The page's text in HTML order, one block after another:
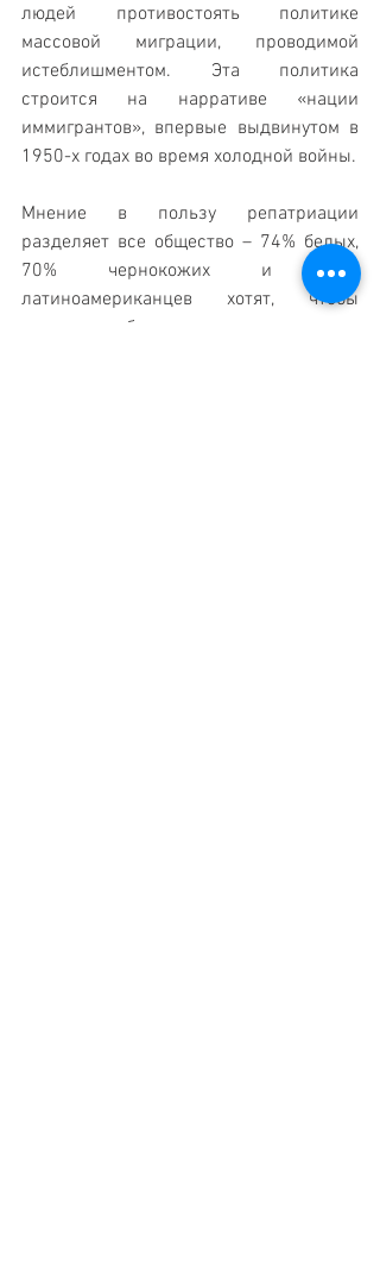
людей противостоять политике
массовой миграции, проводимой
истеблишментом. Эта политика
строится на нарративе «нации
иммигрантов», впервые выдвинутом в
1950-х годах во время холодной войны.
Мнение в пользу репатриации
разделяет все общество – 74% белых,
70% чернокожих и 69%
латиноамериканцев хотят, чтобы
депортация была приоритетом.